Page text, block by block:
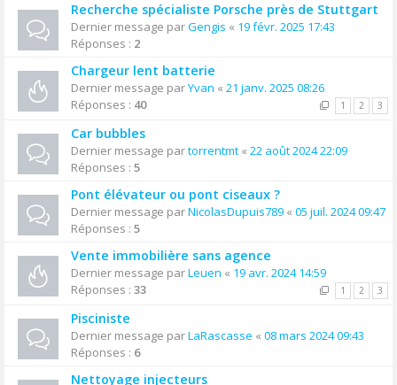
Recherche spécialiste Porsche près de Stuttgart
Dernier message parGengis « 19 févr. 2025 17:43
Réponses : 2
Chargeur lent batterie
Dernier message parYvan « 21 janv. 2025 08:26
Réponses : 40 1 2 3
Car bubbles
Dernier message partorrentmt « 22 août 2024 22:09
Réponses : 5
Pont élévateur ou pont ciseaux ?
Dernier message parNicolasDupuis789 « 05 juil. 2024 09:47
Réponses : 5
Vente immobilière sans agence
Dernier message parLeuen « 19 avr. 2024 14:59
Réponses : 33 1 2 3
Pisciniste
Dernier message parLaRascasse « 08 mars 2024 09:43
Réponses : 6
Nettoyage injecteurs